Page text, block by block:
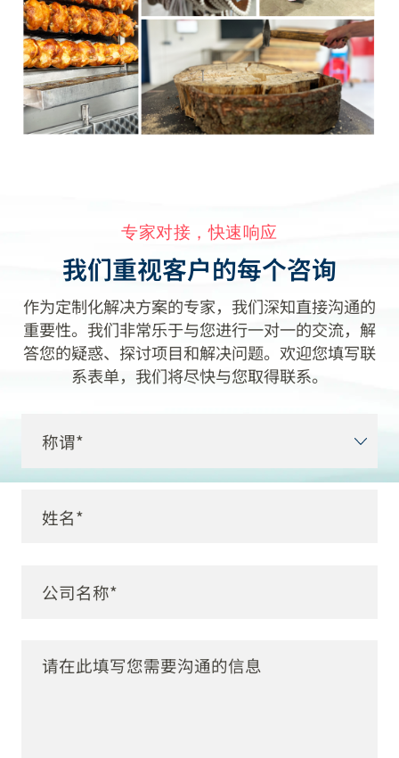
专家对接，快速响应
我们重视客户的每个咨询
作为定制化解决方案的专家，我们深知直接沟通的
重要性。我们非常乐于与您进行一对一的交流，解
答您的疑惑、探讨项目和解决问题。欢迎您填写联
系表单，我们将尽快与您取得联系。